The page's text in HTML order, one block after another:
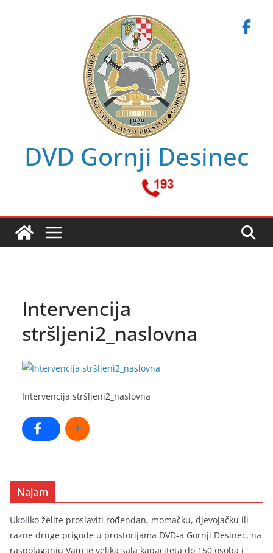
DVD Gornji Desinec
Intervencija
stršljeni2_naslovna
Intervencija stršljeni2_naslovna
Najam
Ukoliko želite proslaviti rođendan, momačku, djevojačku ili
razne druge prigode u prostorijama DVD-a Gornji Desinec, na
raspolaganju Vam je velika sala kapaciteta do 150 osoba i